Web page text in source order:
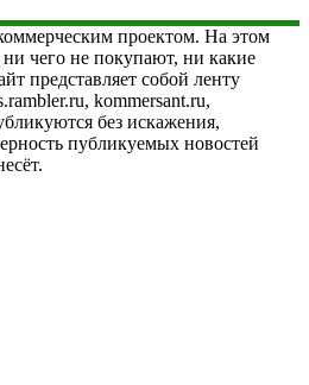
проектом. На этом
чего не покупают, ни какие
представляет собой ленту
kommersant.ru,
без искажения,
публикуемых новостей